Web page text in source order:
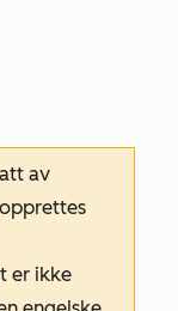
av
er ikke